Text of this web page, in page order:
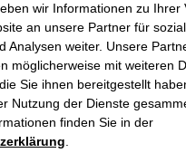
wir Informationen zu Ihrer
an unsere Partner für
Analysen weiter. Unsere
möglicherweise mit weiteren
Sie ihnen bereitgestellt
Nutzung der Dienste
finden Sie in der